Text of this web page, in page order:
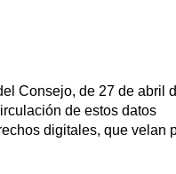
Consejo, de 27 de abril
de estos datos
digitales, que velan